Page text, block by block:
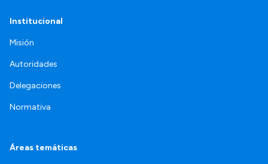
Institucional
Misión
Autoridades
Delegaciones
Normativa
Áreas temáticas